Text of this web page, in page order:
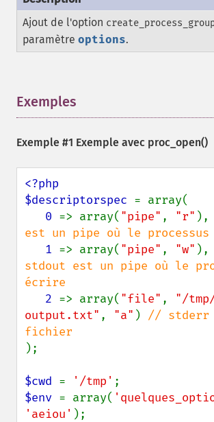
Ajout de l'option
paramètre options.
Exemples
Exemple #1 Exemple avec proc_open()
<?php
$descriptorspec = array(
0 => array( "pipe" , "r"
est un pipe où le
1 => array( "pipe" , "w"
stdout est un pipe où le
écrire
2 => array( "file" , "/
output.txt" , "a" ) // stderr
);
$cwd = '/tmp'
$env = array(
'aeiou' );